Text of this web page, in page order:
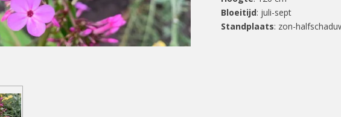
Bloeitijd: juli-sept
Standplaats: zon-